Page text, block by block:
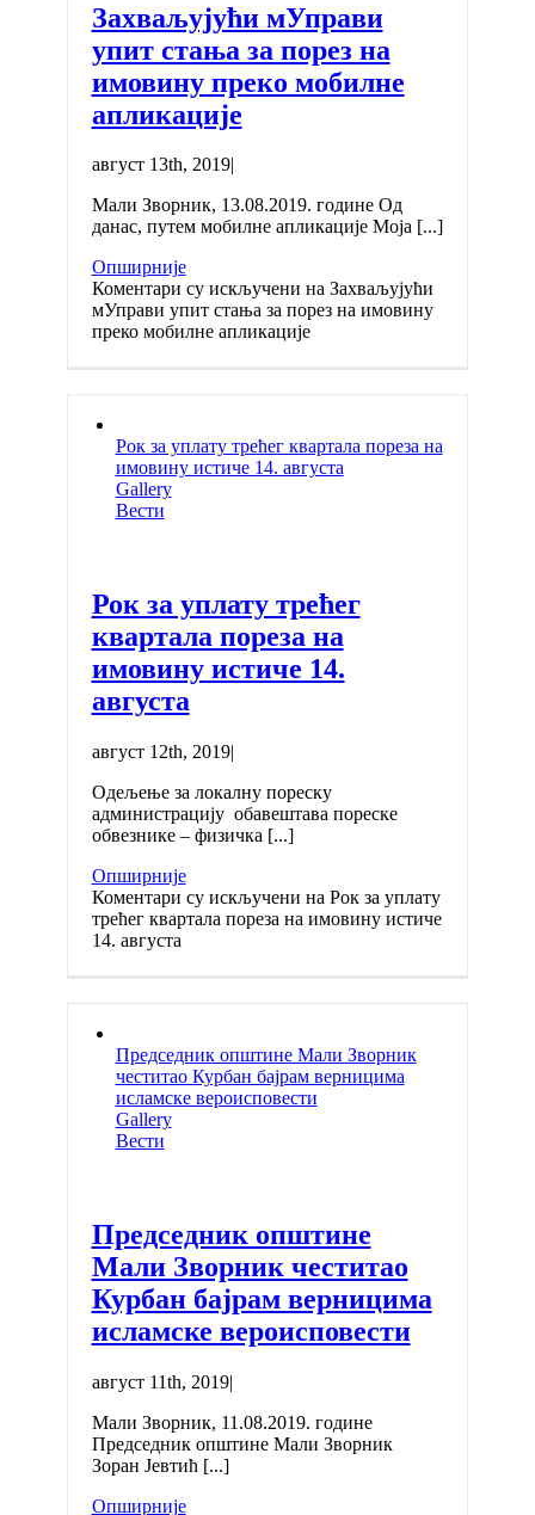
Захваљујући мУправи
упит стања за порез на
имовину преко мобилне
апликације
август 13th, 2019|
Мали Зворник, 13.08.2019. године Од
данас, путем мобилне апликације Моја [...]
Опширније
Коментари су искључени на Захваљујући
мУправи упит стања за порез на имовину
преко мобилне апликације
Рок за уплату трећег квартала пореза на
имовину истиче 14. августа
Gallery
Вести
Рок за уплату трећег
квартала пореза на
имовину истиче 14.
августа
август 12th, 2019|
Одељење за локалну пореску
администрацију обавештава пореске
обвезнике – физичка [...]
Опширније
Коментари су искључени на Рок за уплату
трећег квартала пореза на имовину истиче
14. августа
Председник општине Мали Зворник
честитао Курбан бајрам верницима
исламске вероисповести
Gallery
Вести
Председник општине
Мали Зворник честитао
Курбан бајрам верницима
исламске вероисповести
август 11th, 2019|
Мали Зворник, 11.08.2019. године
Председник општине Мали Зворник
Зоран Јевтић [...]
Опширније